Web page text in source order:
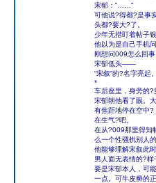
宋郁：“……”
可他说?得都?是事
头都?要大?了。
少年无措盯着帖子
他以为是自己手机
刚想问009怎么回
宋郁低头――
“宋叙”的?名字亮起
*
车后座里，身旁的
宋郁朝他看了眼。
有焦距地停在空中
在生气?吧。
在从?009那里得知
么一个性骚扰别人
他能够理解宋叙此
男人面无表情的?
要是宋郁本人，可
一点。可牛皮癣的